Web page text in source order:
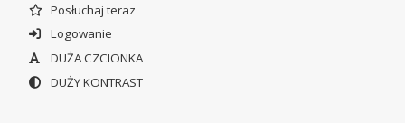
Posłuchaj teraz
Logowanie
DUŻA CZCIONKA
DUŻY KONTRAST